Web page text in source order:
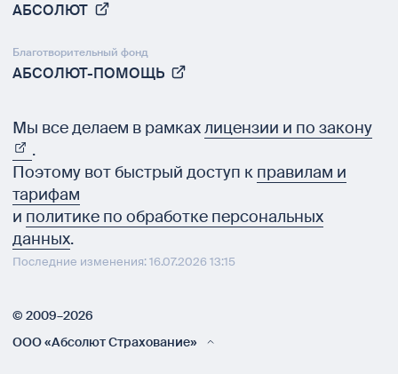
АБСОЛЮТ
Благотворительный фонд
АБСОЛЮТ-ПОМОЩЬ
Мы все делаем в рамкахлицензии и по закону
.
Поэтому вот быстрый доступ к правилам и
тарифам
и политике по обработке персональных
данных.
Последние изменения: 16.07.2026 13:15
© 2009–2026
ООО «Абсолют Страхование»